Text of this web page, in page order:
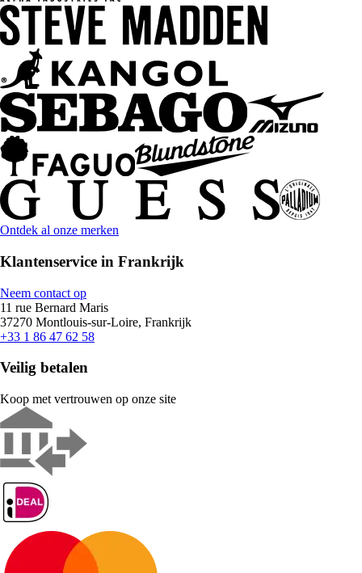
Ontdek al onze merken
Klantenservice in Frankrijk
Neem contact op
11 rue Bernard Maris
37270 Montlouis-sur-Loire, Frankrijk
+33 1 86 47 62 58
Veilig betalen
Koop met vertrouwen op onze site